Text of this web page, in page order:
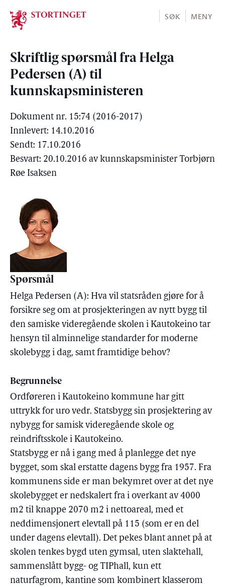
Stortinget.no
SØK MENY
Skriftlig spørsmål fra Helga
Pedersen (A) til
kunnskapsministeren
Dokument nr. 15:74 (2016-2017)
Innlevert: 14.10.2016
Sendt: 17.10.2016
Besvart: 20.10.2016 av kunnskapsminister Torbjørn
Røe Isaksen
Spørsmål
Helga Pedersen (A): Hva vil statsråden gjøre for å
forsikre seg om at prosjekteringen av nytt bygg til
den samiske videregående skolen i Kautokeino tar
hensyn til alminnelige standarder for moderne
skolebygg i dag, samt framtidige behov?
Begrunnelse
Ordføreren i Kautokeino kommune har gitt
uttrykk for uro vedr. Statsbygg sin prosjektering av
nybygg for samisk videregående skole og
reindriftsskole i Kautokeino.
Statsbygg er nå i gang med å planlegge det nye
bygget, som skal erstatte dagens bygg fra 1957. Fra
kommunens side er man bekymret over at det nye
skolebygget er nedskalert fra i overkant av 4000
m2 til knappe 2070 m2 i nettoareal, med et
neddimensjonert elevtall på 115 (som er en del
under dagens elevtall). Det pekes blant annet på at
skolen tenkes bygd uten gymsal, uten slaktehall,
sammenslått bygg- og TIPhall, kun ett
naturfagrom, kantine som kombinert klasserom